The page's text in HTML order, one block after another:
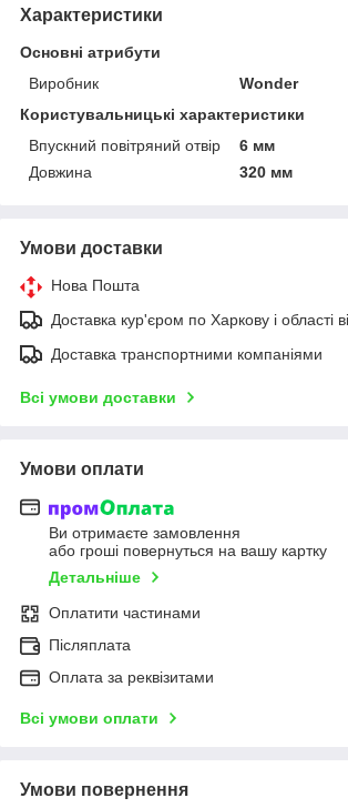
Характеристики
Основні атрибути
Виробник
Wonder
Користувальницькі характеристики
Впускний повітряний отвір
6 мм
Довжина
320 мм
Умови доставки
Нова Пошта
Доставка кур'єром по Харкову і області
Доставка транспортними компаніями
Всі умови доставки
Умови оплати
Ви отримаєте замовлення
або гроші повернуться на вашу картку
Детальніше
Оплатити частинами
Післяплата
Оплата за реквізитами
Всі умови оплати
Умови повернення